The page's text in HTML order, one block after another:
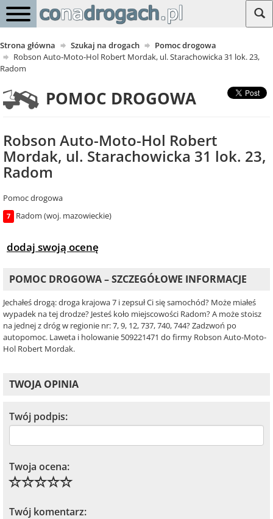
Strona główna Szukaj na drogach
Pomoc drogowa
Robson Auto-Moto-Hol Robert Mordak, ul. Starachowicka 31 lok. 23,
Radom
POMOC DROGOWA
Robson Auto-Moto-Hol Robert
Mordak, ul. Starachowicka 31 lok. 23,
Radom
Pomoc drogowa
7 Radom (woj. mazowieckie)
dodaj swoją ocenę
POMOC DROGOWA – SZCZEGÓŁOWE INFORMACJE
Jechałeś drogą: droga krajowa 7 i zepsuł Ci się samochód? Może miałeś
wypadek na tej drodze? Jesteś koło miejscowości Radom? A może stoisz
na jednej z dróg w regionie nr: 7, 9, 12, 737, 740, 744? Zadzwoń po
autopomoc. Laweta i holowanie 509221471 do firmy Robson Auto-Moto-
Hol Robert Mordak.
TWOJA OPINIA
Twój podpis:
Twoja ocena:
Twój komentarz: